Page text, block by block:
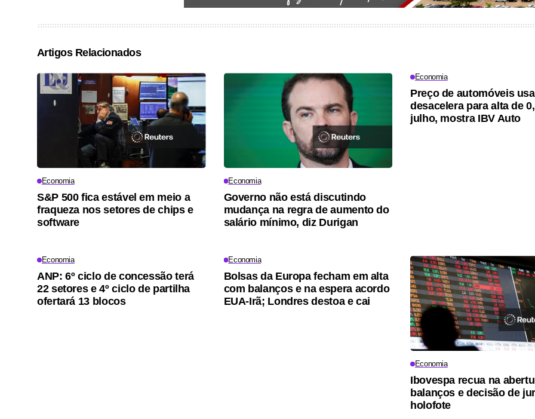
Artigos Relacionados
Economia
S&P 500 fica estável em meio a
fraqueza nos setores de chips e
software
Economia
Governo não está discutindo
mudança na regra de aumento do
salário mínimo, diz Durigan
Economia
Preço de automóveis
desacelera para alta de
julho, mostra IBV Auto
Economia
ANP: 6º ciclo de concessão terá
22 setores e 4º ciclo de partilha
ofertará 13 blocos
Economia
Bolsas da Europa fecham em alta
com balanços e na espera acordo
EUA-Irã; Londres destoa e cai
Economia
Ibovespa recua na
balanços e decisão de
holofote